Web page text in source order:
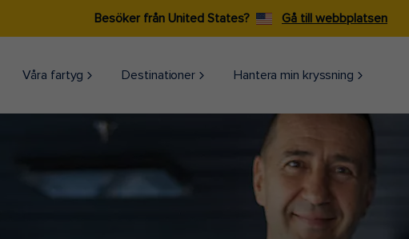
Besöker från United States? Gå till webbplatsen
Våra fartyg Destinationer Hantera min kryssning